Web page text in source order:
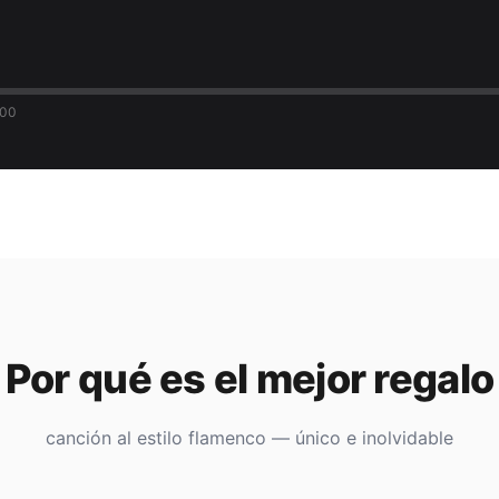
Por qué es el mejor regalo
canción al estilo flamenco — único e inolvidable